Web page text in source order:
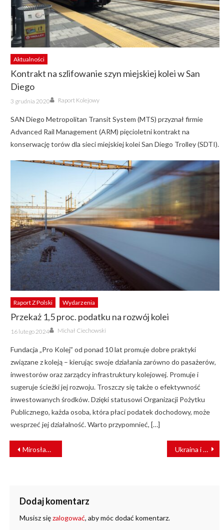
Aktualności
Kontrakt na szlifowanie szyn miejskiej kolei w San
Diego
Posted
on
3 grudnia 2020 Author
Raport Kolejowy
SAN Diego Metropolitan Transit System (MTS) przyznał firmie
Advanced Rail Management (ARM) pięcioletni kontrakt na
konserwację torów dla sieci miejskiej kolei San Diego Trolley (SDTI).
Raport Z Polski Wydarzenia
Przekaż 1,5 proc. podatku na rozwój kolei
Posted
on
16 lutego 2024 Author
Michał Ciechowski
Fundacja „Pro Kolej” od ponad 10 lat promuje dobre praktyki
związane z koleją – kierując swoje działania zarówno do pasażerów,
inwestorów oraz zarządcy infrastruktury kolejowej. Promuje i
sugeruje ścieżki jej rozwoju. Troszczy się także o efektywność
inwestowanych środków. Dzięki statusowi Organizacji Pożytku
Publicznego, każda osoba, która płaci podatek dochodowy, może
wesprzeć jej działalność. Warto przypomnieć, […]
NAWIGACJA
WPISU
Mirosław Skubiszyński: Bezpieczeństwo pozostaje priorytetem [WYWIAD] Ukraina i Mołdawia dołączą do sieci TEN-T
Dodaj komentarz
Musisz sięzalogować, aby móc dodać komentarz.